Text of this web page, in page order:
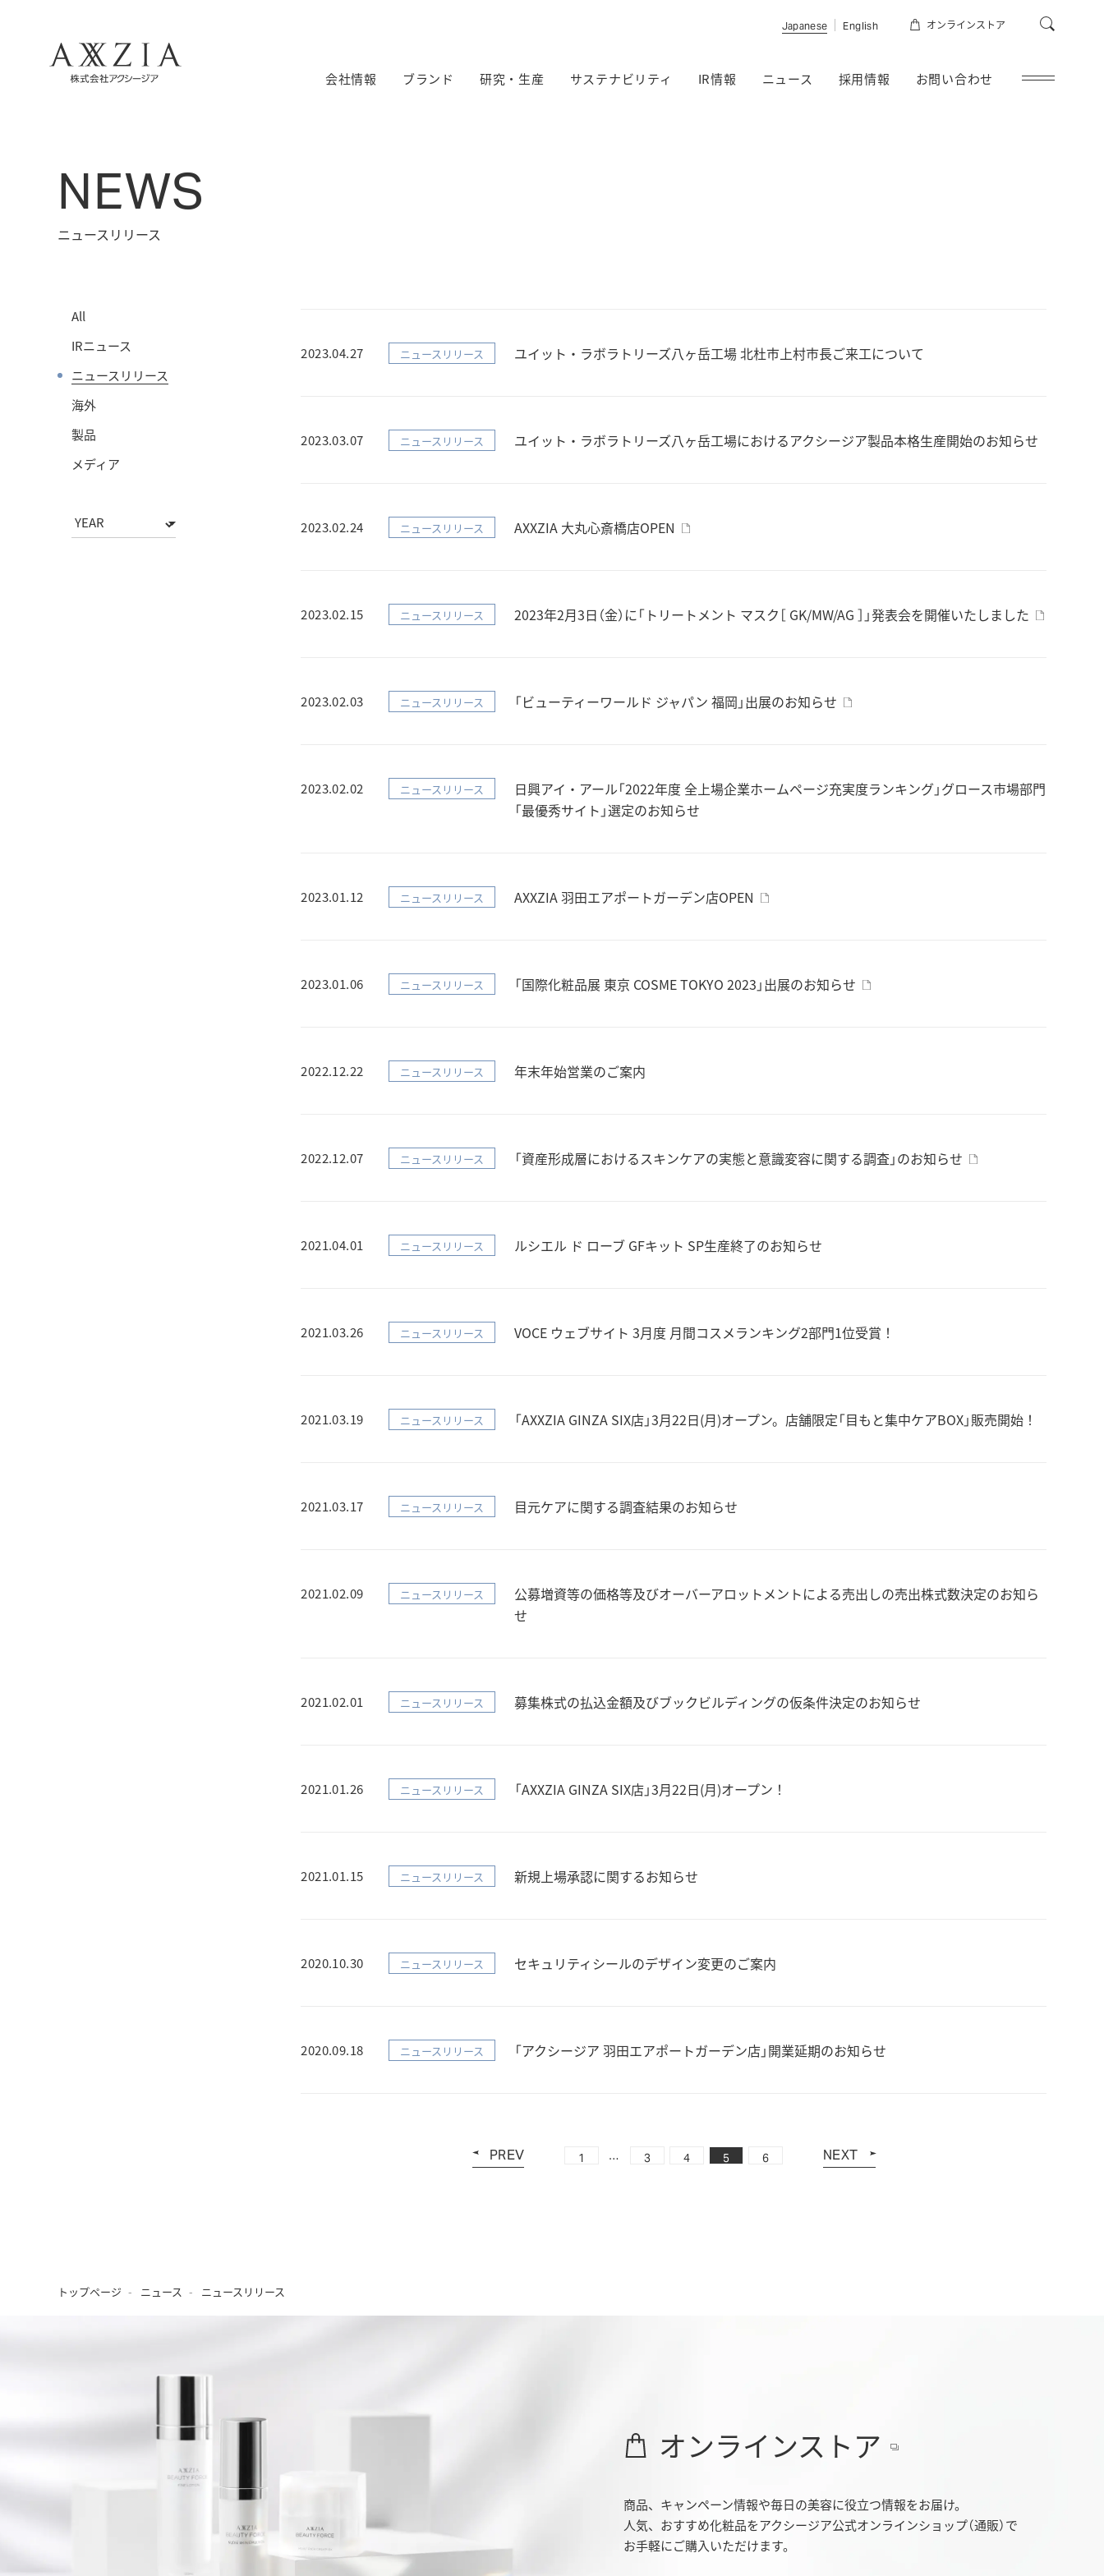
Japanese English オンラインストア
会社情報 ブランド 研究・生産 サステナビリティ IR情報 ニュース 採用情報 お問い合わせ
NEWS
ニュースリリース
All
IRニュース
ニュースリリース
海外
製品
メディア
2023.04.27 ニュースリリース ユイット・ラボラトリーズ八ヶ岳工場 北杜市上村市長ご来工について
2023.03.07 ニュースリリース ユイット・ラボラトリーズ八ヶ岳工場におけるアクシージア製品本格生産開始のお知らせ
2023.02.24 ニュースリリース AXXZIA 大丸心斎橋店OPEN
2023.02.15 ニュースリリース 2023年2月3日（金）に「トリートメント マスク［ GK/MW/AG ］」発表会を開催いたしました
2023.02.03 ニュースリリース 「ビューティーワールド ジャパン 福岡」出展のお知らせ
2023.02.02 ニュースリリース
日興アイ・アール「2022年度 全上場企業ホームページ充実度ランキング」グロース市場部門
「最優秀サイト」選定のお知らせ
2023.01.12 ニュースリリース AXXZIA 羽田エアポートガーデン店OPEN
2023.01.06 ニュースリリース 「国際化粧品展 東京 COSME TOKYO 2023」出展のお知らせ
2022.12.22 ニュースリリース 年末年始営業のご案内
2022.12.07 ニュースリリース 「資産形成層におけるスキンケアの実態と意識変容に関する調査」のお知らせ
2021.04.01 ニュースリリース ルシエル ド ローブ GFキット SP生産終了のお知らせ
2021.03.26 ニュースリリース VOCE ウェブサイト 3月度 月間コスメランキング2部門1位受賞！
2021.03.19 ニュースリリース 「AXXZIA GINZA SIX店」3月22日(月)オープン。店舗限定「目もと集中ケアBOX」販売開始！
2021.03.17 ニュースリリース 目元ケアに関する調査結果のお知らせ
2021.02.09 ニュースリリース
公募増資等の価格等及びオーバーアロットメントによる売出しの売出株式数決定のお知ら
せ
2021.02.01 ニュースリリース 募集株式の払込金額及びブックビルディングの仮条件決定のお知らせ
2021.01.26 ニュースリリース 「AXXZIA GINZA SIX店」3月22日(月)オープン！
2021.01.15 ニュースリリース 新規上場承認に関するお知らせ
2020.10.30 ニュースリリース セキュリティシールのデザイン変更のご案内
2020.09.18 ニュースリリース 「アクシージア 羽田エアポートガーデン店」開業延期のお知らせ
PREV 1 … 3 4 5 6 NEXT
トップページ ニュース ニュースリリース
オンラインストア
商品、キャンペーン情報や毎日の美容に役立つ情報をお届け。
人気、おすすめ化粧品をアクシージア公式オンラインショップ（通販）で
お手軽にご購入いただけます。